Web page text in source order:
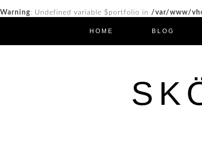
Warning: Undefined variable $portfolio in /var/www/
HOME BLOG